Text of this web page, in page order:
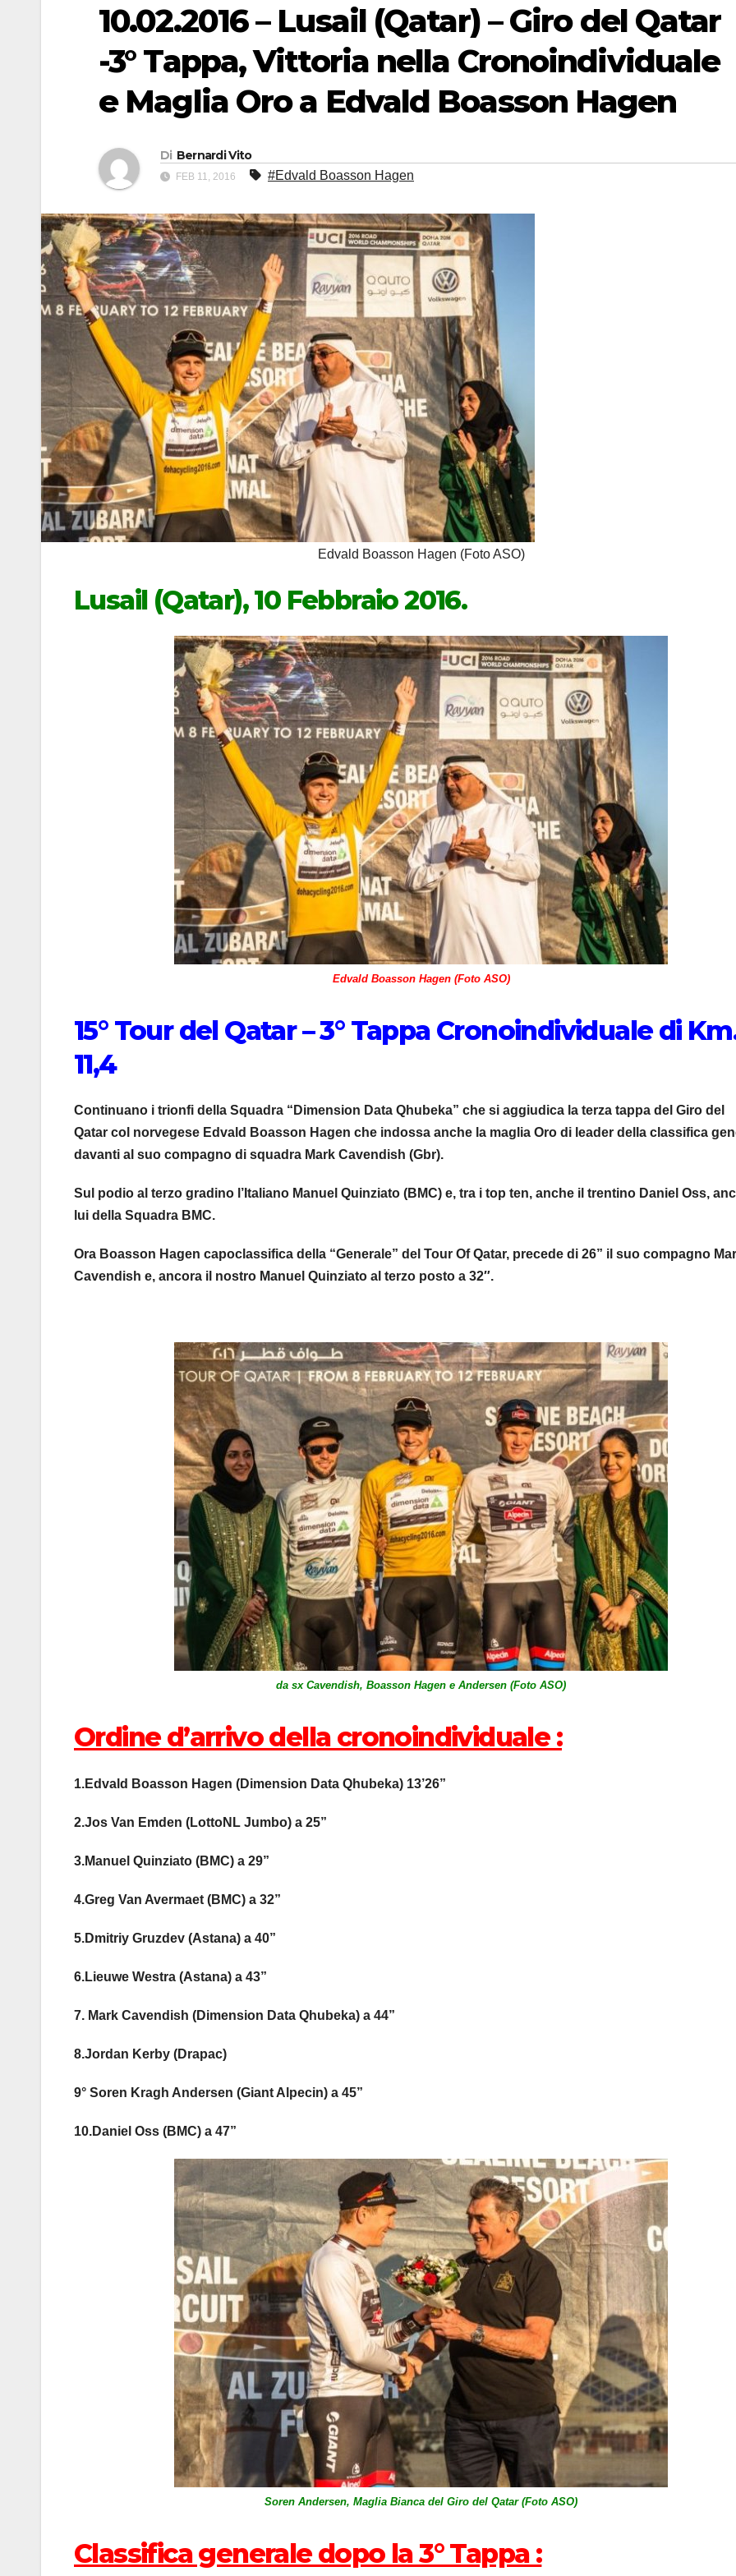
10.02.2016 – Lusail (Qatar) – Giro del Qatar
-3° Tappa, Vittoria nella Cronoindividuale
e Maglia Oro a Edvald Boasson Hagen
Di Bernardi Vito
FEB 11, 2016 #Edvald Boasson Hagen
Edvald Boasson Hagen (Foto ASO)
Lusail (Qatar), 10 Febbraio 2016.
Edvald Boasson Hagen (Foto ASO)
15° Tour del Qatar – 3° Tappa Cronoindividuale di
11,4
Continuano i trionfi della Squadra “Dimension Data Qhubeka” che si aggiudica la terza tappa del Giro del
Qatar col norvegese Edvald Boasson Hagen che indossa anche la maglia Oro di leader della classifica
davanti al suo compagno di squadra Mark Cavendish (Gbr).
Sul podio al terzo gradino l’Italiano Manuel Quinziato (BMC) e, tra i top ten, anche il trentino Daniel Oss,
lui della Squadra BMC.
Ora Boasson Hagen capoclassifica della “Generale” del Tour Of Qatar, precede di 26” il suo compagno
Cavendish e, ancora il nostro Manuel Quinziato al terzo posto a 32″.
da sx Cavendish, Boasson Hagen e Andersen (Foto ASO)
Ordine d’arrivo della cronoindividuale :
1.Edvald Boasson Hagen (Dimension Data Qhubeka) 13’26”
2.Jos Van Emden (LottoNL Jumbo) a 25”
3.Manuel Quinziato (BMC) a 29”
4.Greg Van Avermaet (BMC) a 32”
5.Dmitriy Gruzdev (Astana) a 40”
6.Lieuwe Westra (Astana) a 43”
7. Mark Cavendish (Dimension Data Qhubeka) a 44”
8.Jordan Kerby (Drapac)
9° Soren Kragh Andersen (Giant Alpecin) a 45”
10.Daniel Oss (BMC) a 47”
Soren Andersen, Maglia Bianca del Giro del Qatar (Foto ASO)
Classifica generale dopo la 3° Tappa :